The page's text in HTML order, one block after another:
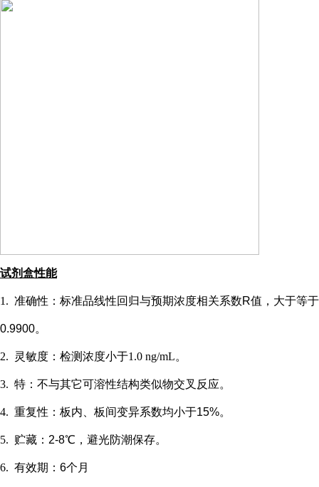
试剂盒性能
1. 准确性：标准品线性回归与预期浓度相关系数R值，大于等于
0.9900。
2. 灵敏度：检测浓度小于1.0 ng/mL。
3. 特：不与其它可溶性结构类似物交叉反应。
4. 重复性：板内、板间变异系数均小于15%。
5. 贮藏： 2-8℃，避光防潮保存。
6. 有效期： 6个月